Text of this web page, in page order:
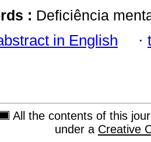
: Deficiência
in English ·
All the contents of this
under a Creative